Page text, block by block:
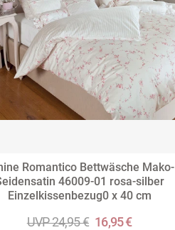
Romantico Bettwäsche Mako-
46009-01 rosa-silber
Einzelkissenbezug0 x 40 cm
UVP 24,95 € 16,95 €